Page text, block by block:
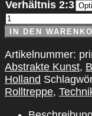
Verhältnis 2:3
Escalator
Menge
IN DEN
Artikelnummer:
Abstrakte Kunst,
Holland
Rolltreppe,